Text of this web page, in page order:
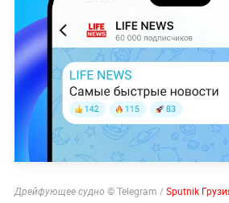
Дрейфующее судно © Telegram /Sputnik